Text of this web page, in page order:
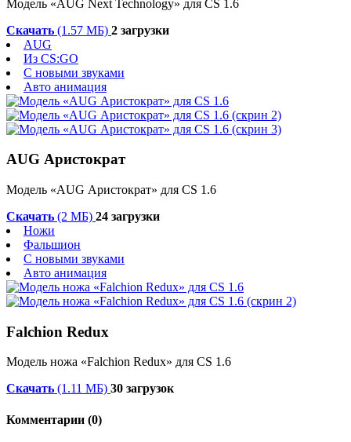
Модель «AUG Next Technology» для CS 1.6
Скачать (1.57 МБ) 2 загрузки
AUG
Из CS:GO
С новыми звуками
Авто анимация
AUG Аристократ
Модель «AUG Аристократ» для CS 1.6
Скачать (2 МБ) 24 загрузки
Ножи
Фальшион
С новыми звуками
Авто анимация
Falchion Redux
Модель ножа «Falchion Redux» для CS 1.6
Скачать (1.11 МБ) 30 загрузок
Комментарии (0)